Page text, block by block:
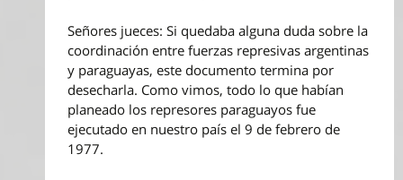
Señores jueces: Si quedaba alguna duda sobre la
coordinación entre fuerzas represivas argentinas
y paraguayas, este documento termina por
desecharla. Como vimos, todo lo que habían
planeado los represores paraguayos fue
ejecutado en nuestro país el 9 de febrero de
1977.